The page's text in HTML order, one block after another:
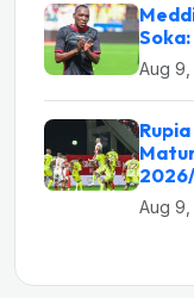
Aug
Aug